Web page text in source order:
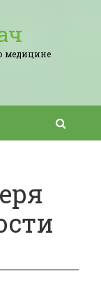
медицине